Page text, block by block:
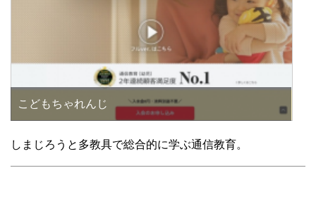
こどもちゃれんじ
しまじろうと多教具で総合的に学ぶ通信教育。